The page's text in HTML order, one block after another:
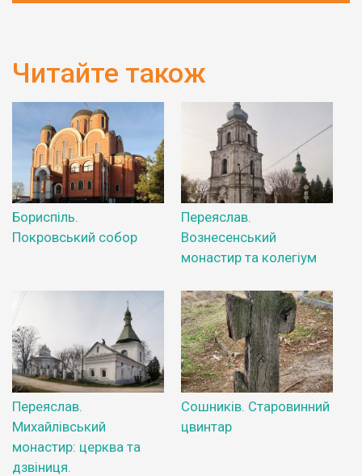
Читайте також
Бориспіль.
Покровський собор
Переяслав.
Вознесенський
монастир та колегіум
Переяслав.
Михайлівський
монастир: церква та
дзвіниця.
Сошників. Старовинний
цвинтар